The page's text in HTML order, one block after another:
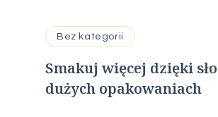
Bez kategorii
Smakuj więcej dzięki
dużych opakowaniach